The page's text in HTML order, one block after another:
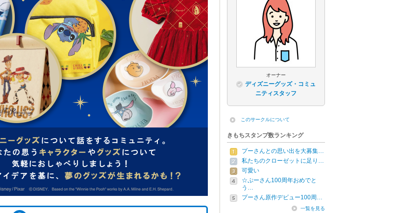
オーナー
ディズニーグッズ・コミュ
ニティスタッフ
このサークルについて
きもちスタンプ数ランキング
プーさんとの思い出を大募集…
私たちのクローゼットに足り…
可愛い
☆ぷーさん100周年おめでと
う…
プーさん原作デビュー100周…
一覧を見る